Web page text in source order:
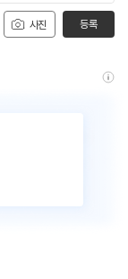
사진 등록